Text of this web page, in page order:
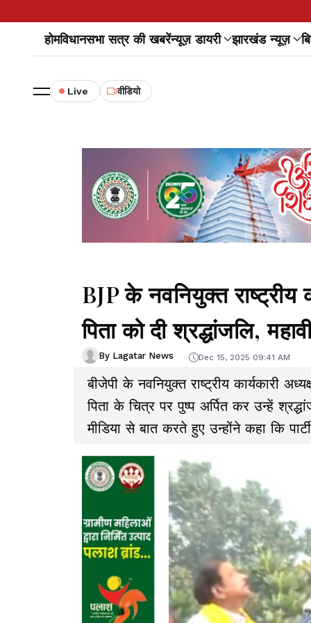
होमविधानसभा सत्र की खबरेंन्यूज़ डायरी झारखंड न्यूज़
Live वीडियो
BJP के नवनियुक्त राष्ट्रीय
पिता को दी श्रद्धांजलि,
By Lagatar News Dec 15, 2025 09:41 AM
बीजेपी के नवनियुक्त राष्ट्रीय कार्यकारी
पिता के चित्र पर पुष्प अर्पित कर उन्हें
मीडिया से बात करते हुए उन्होंने कहा कि